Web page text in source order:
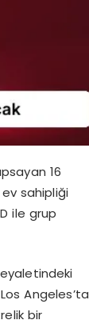
16
sahipliği
ile grup
eyaletindeki
Angeles’ta
bir